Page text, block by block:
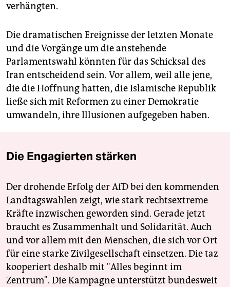
verhängten.
Die dramatischen Ereignisse der letzten Monate
und die Vorgänge um die anstehende
Parlamentswahl könnten für das Schicksal des
Iran entscheidend sein. Vor allem, weil alle jene,
die die Hoffnung hatten, die Islamische Republik
ließe sich mit Reformen zu einer Demokratie
umwandeln, ihre Illusionen aufgegeben haben.
Die Engagierten stärken
Der drohende Erfolg der AfD bei den kommenden
Landtagswahlen zeigt, wie stark rechtsextreme
Kräfte inzwischen geworden sind. Gerade jetzt
braucht es Zusammenhalt und Solidarität. Auch
und vor allem mit den Menschen, die sich vor Ort
für eine starke Zivilgesellschaft einsetzen. Die taz
kooperiert deshalb mit "Alles beginnt im
Zentrum". Die Kampagne unterstützt bundesweit